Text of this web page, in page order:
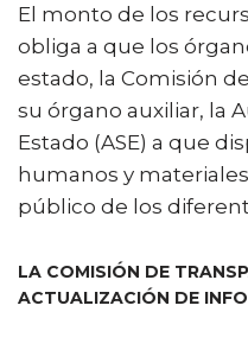
El monto de los
obliga a que los
estado, la Comisión
su órgano auxiliar, la
Estado (ASE) a que
humanos y
público de los
LA COMISIÓN DE
ACTUALIZACIÓN DE